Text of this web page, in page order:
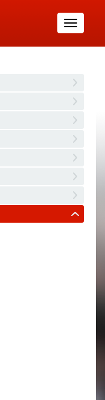
Toggle
navigation